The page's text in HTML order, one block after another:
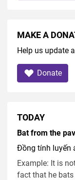
MAKE A
Help us update
Donate
TODAY
Bat from the
Đồng tính luyến
Example: It is
fact that he